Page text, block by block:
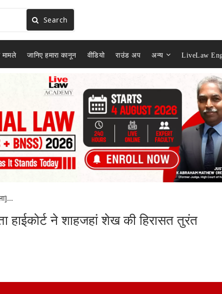
Search
मामले जानिए हमारा कानून वीडियो राउंड अप अन्य LiveLaw
हाईकोर्ट ने शाहजहां शेख की हिरासत तुरंत